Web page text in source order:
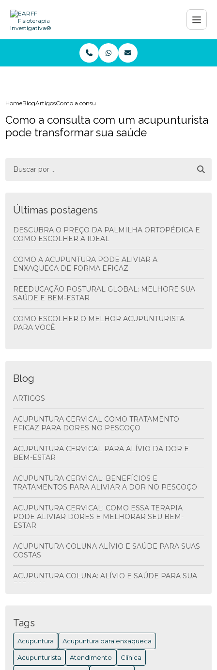
HomeBlogArtigosComo a consulta com um acupunturista pode
Como a consulta com um acupunturista
pode transformar sua saúde
Últimas postagens
DESCUBRA O PREÇO DA PALMILHA ORTOPÉDICA E
COMO ESCOLHER A IDEAL
COMO A ACUPUNTURA PODE ALIVIAR A
ENXAQUECA DE FORMA EFICAZ
REEDUCAÇÃO POSTURAL GLOBAL: MELHORE SUA
SAÚDE E BEM-ESTAR
COMO ESCOLHER O MELHOR ACUPUNTURISTA
PARA VOCÊ
Blog
ARTIGOS
ACUPUNTURA CERVICAL COMO TRATAMENTO
EFICAZ PARA DORES NO PESCOÇO
ACUPUNTURA CERVICAL PARA ALÍVIO DA DOR E
BEM-ESTAR
ACUPUNTURA CERVICAL: BENEFÍCIOS E
TRATAMENTOS PARA ALIVIAR A DOR NO PESCOÇO
ACUPUNTURA CERVICAL: COMO ESSA TERAPIA
PODE ALIVIAR DORES E MELHORAR SEU BEM-
ESTAR
ACUPUNTURA COLUNA ALÍVIO E SAÚDE PARA SUAS
COSTAS
ACUPUNTURA COLUNA: ALÍVIO E SAÚDE PARA SUA
ESPINHA
ACUPUNTURA COLUNA: BENEFÍCIOS E COMO
FUNCIONA PARA ALIVIAR DORES
ACUPUNTURA EM NITERÓI: BENEFÍCIOS E ONDE
Tags
Acupuntura Acupuntura para enxaqueca
Acupunturista Atendimento Clínica